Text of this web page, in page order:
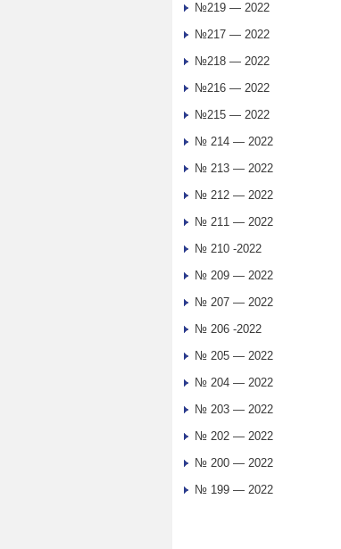
№219 — 2022
№217 — 2022
№218 — 2022
№216 — 2022
№215 — 2022
№ 214 — 2022
№ 213 — 2022
№ 212 — 2022
№ 211 — 2022
№ 210 -2022
№ 209 — 2022
№ 207 — 2022
№ 206 -2022
№ 205 — 2022
№ 204 — 2022
№ 203 — 2022
№ 202 — 2022
№ 200 — 2022
№ 199 — 2022